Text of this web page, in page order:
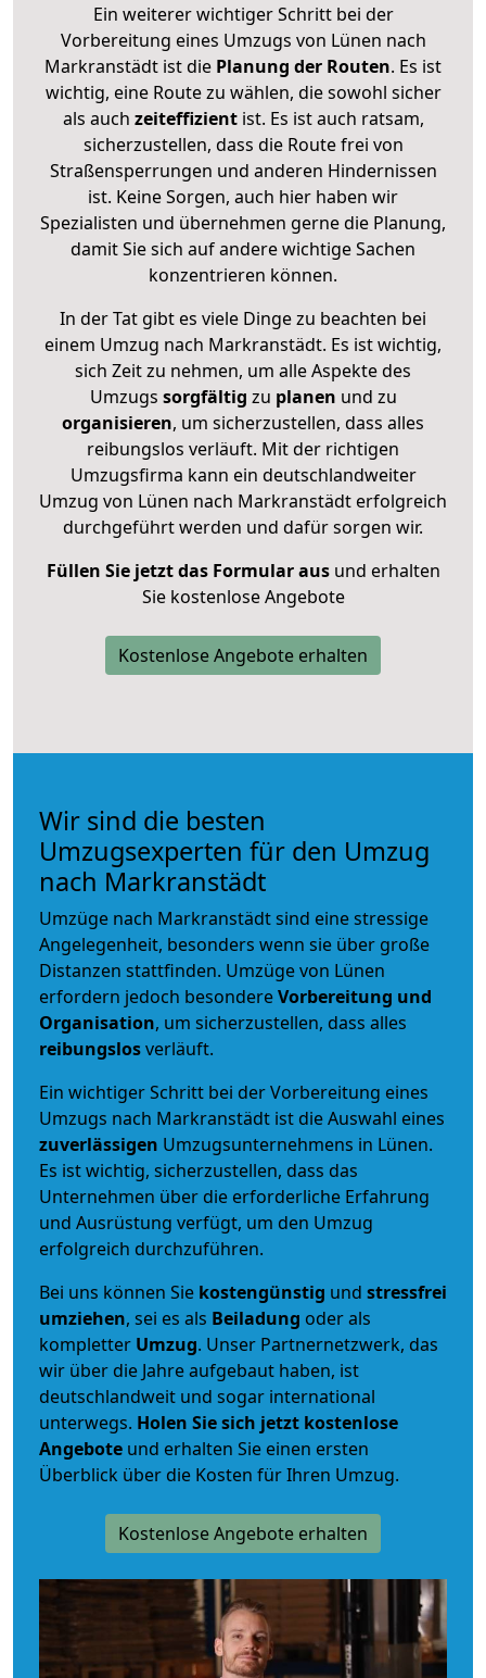
Ein weiterer wichtiger Schritt bei der
Vorbereitung eines Umzugs von Lünen nach
Markranstädt ist die Planung der Routen. Es ist
wichtig, eine Route zu wählen, die sowohl sicher
als auch zeiteffizientist. Es ist auch ratsam,
sicherzustellen, dass die Route frei von
Straßensperrungen und anderen Hindernissen
ist. Keine Sorgen, auch hier haben wir
Spezialisten und übernehmen gerne die Planung,
damit Sie sich auf andere wichtige Sachen
konzentrieren können.
In der Tat gibt es viele Dinge zu beachten bei
einem Umzug nach Markranstädt. Es ist wichtig,
sich Zeit zu nehmen, um alle Aspekte des
Umzugs sorgfältig zu planen und zu
organisieren, um sicherzustellen, dass alles
reibungslos verläuft. Mit der richtigen
Umzugsfirma kann ein deutschlandweiter
Umzug von Lünen nach Markranstädt erfolgreich
durchgeführt werden und dafür sorgen wir.
Füllen Sie jetzt das Formular ausund erhalten
Sie kostenlose Angebote
Kostenlose Angebote erhalten
Wir sind die besten
Umzugsexperten für den Umzug
nach Markranstädt
Umzüge nach Markranstädt sind eine stressige
Angelegenheit, besonders wenn sie über große
Distanzen stattfinden. Umzüge von Lünen
erfordern jedoch besondereVorbereitung und
Organisation, um sicherzustellen, dass alles
reibungslosverläuft.
Ein wichtiger Schritt bei der Vorbereitung eines
Umzugs nach Markranstädt ist die Auswahl eines
zuverlässigen Umzugsunternehmens in Lünen.
Es ist wichtig, sicherzustellen, dass das
Unternehmen über die erforderliche Erfahrung
und Ausrüstung verfügt, um den Umzug
erfolgreich durchzuführen.
Bei uns können Sie kostengünstig und stressfrei
umziehen, sei es als Beiladung oder als
kompletter Umzug. Unser Partnernetzwerk, das
wir über die Jahre aufgebaut haben, ist
deutschlandweit und sogar international
unterwegs. Holen Sie sich jetzt kostenlose
Angebote und erhalten Sie einen ersten
Überblick über die Kosten für Ihren Umzug.
Kostenlose Angebote erhalten